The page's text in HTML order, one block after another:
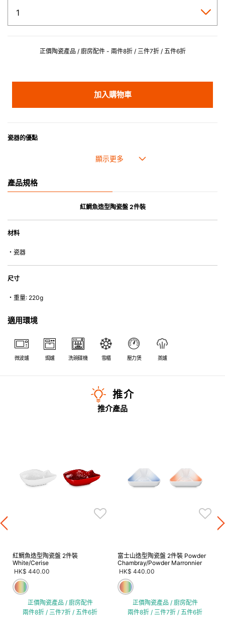
正價陶瓷產品 / 廚房配件 - 兩件8折 / 三件7折 / 五件6折
加入購物車
瓷器的優點
• 耐熱性極佳，適用於微波爐，也可放入焗爐，耐熱程度高達260℃。
• 可用於洗碗機。
• 合乎食用安全的塗層表面，幾乎不黏，食物容易脫落，清洗方便。
*不可直接用於熱源上
產品規格
紅鯛魚造型陶瓷盤 2件裝
材料
・瓷器
尺寸
・重量: 220g
適用環境
微波爐 焗爐 洗碗碟機 雪櫃 壓力煲 蒸爐
推介
推介產品
紅鯛魚造型陶瓷盤 2件裝
White/Cerise
HK$ 440.00
正價陶瓷產品 / 廚房配件
兩件8折 / 三件7折 / 五件6折
富士山造型陶瓷盤 2件裝 Powder
Chambray/Powder Marronnier
HK$ 440.00
正價陶瓷產品 / 廚房配件
兩件8折 / 三件7折 / 五件6折